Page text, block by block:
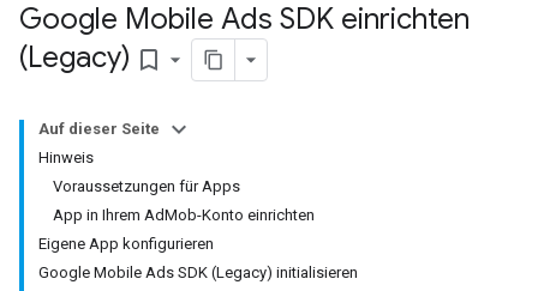
Google Mobile Ads SDK einrichten
(Legacy) bookmark_border
Auf dieser Seite
Hinweis
Voraussetzungen für Apps
App in Ihrem AdMob-Konto einrichten
Eigene App konfigurieren
Google Mobile Ads SDK (Legacy) initialisieren